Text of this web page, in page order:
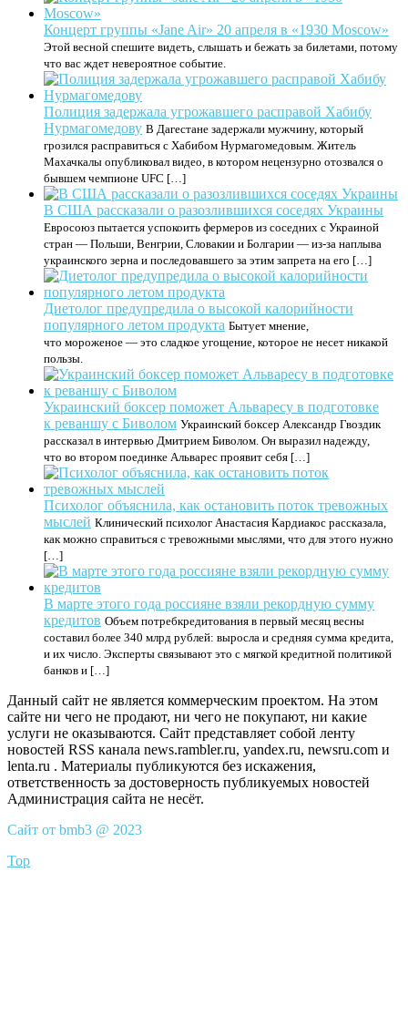
Концерт группы «Jane Air» 20 апреля в «1930 Moscow»
Этой весной спешите видеть, слышать и бежать за билетами, потому
что вас ждет невероятное событие.
Полиция задержала угрожавшего расправой Хабибу
Нурмагомедову В Дагестане задержали мужчину, который
грозился расправиться с Хабибом Нурмагомедовым. Житель
Махачкалы опубликовал видео, в котором нецензурно отозвался о
бывшем чемпионе UFC […]
В США рассказали о разозлившихся соседях Украины
Евросоюз пытается успокоить фермеров из соседних с Украиной
стран — Польши, Венгрии, Словакии и Болгарии — из-за наплыва
украинского зерна и последовавшего за этим запрета на его […]
Диетолог предупредила о высокой калорийности
популярного летом продукта Бытует мнение,
что мороженое — это сладкое угощение, которое не несет никакой
пользы.
Украинский боксер поможет Альваресу в подготовке
к реваншу с Биволом Украинский боксер Александр Гвоздик
рассказал в интервью Дмитрием Биволом. Он выразил надежду,
что во втором поединке Альварес проявит себя […]
Психолог объяснила, как остановить поток тревожных
мыслей Клинический психолог Анастасия Кардиакос рассказала,
как можно справиться с тревожными мыслями, что для этого нужно
[…]
В марте этого года россияне взяли рекордную сумму
кредитов Объем потребкредитования в первый месяц весны
составил более 340 млрд рублей: выросла и средняя сумма кредита,
и их число. Эксперты связывают это с мягкой кредитной политикой
банков и […]
Данный сайт не является коммерческим проектом. На этом
сайте ни чего не продают, ни чего не покупают, ни какие
услуги не оказываются. Сайт представляет собой ленту
новостей RSS канала news.rambler.ru, yandex.ru, newsru.com и
lenta.ru . Материалы публикуются без искажения,
ответственность за достоверность публикуемых новостей
Администрация сайта не несёт.
Сайт от bmb3 @ 2023
Top